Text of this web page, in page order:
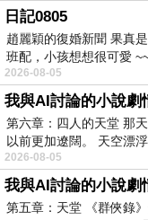
日記0805
趙麗穎的復婚新聞 果真
班配，小孩想想很可愛
2026-08-05
我與AI討論的小說劇
第六章：四人的天堂 那
以前更加遼闊。 天空漂
2026-08-05
我與AI討論的小說劇
第五章：天堂 《群俠錄